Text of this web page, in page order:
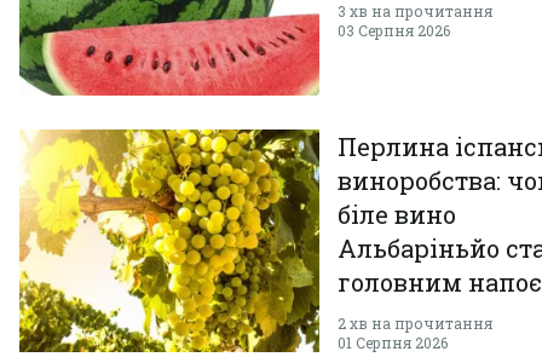
3 хв на прочитання
03 Серпня 2026
Перлина
виноробства:
біле вино
Альбаріньйо
головним
літа
2 хв на прочитання
01 Серпня 2026